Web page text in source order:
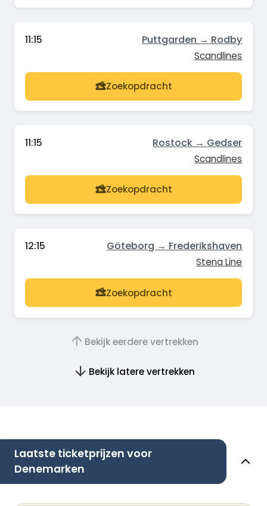
11:15 Puttgarden → Rodby
Scandlines
Zoekopdracht
11:15 Rostock → Gedser
Scandlines
Zoekopdracht
12:15 Göteborg → Frederikshaven
Stena Line
Zoekopdracht
Bekijk eerdere vertrekken
Bekijk latere vertrekken
Laatste ticketprijzen voor
Denemarken